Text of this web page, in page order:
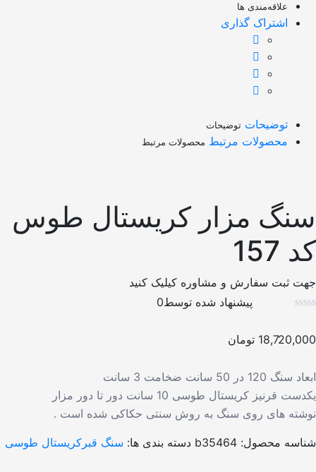
علاقه‌مندی ها
اشتراک گذاری
توضیحات توضیحات
محصولات مرتبط محصولات مرتبط
مزار کریستال طوس
ثبت سفارش و مشاوره کیلیک کنید
پیشنهاد شده توسط0
تومان
120 در 50 سانت ضخامت 3 سانت
قرنیز کریستال طوسی 10 سانت دور تا دور مزار
های روی سنگ به روش سنتی حکاکی شده است .
محصول: b35464 دسته بندی ها:سنگ قبرکریستال طوسی